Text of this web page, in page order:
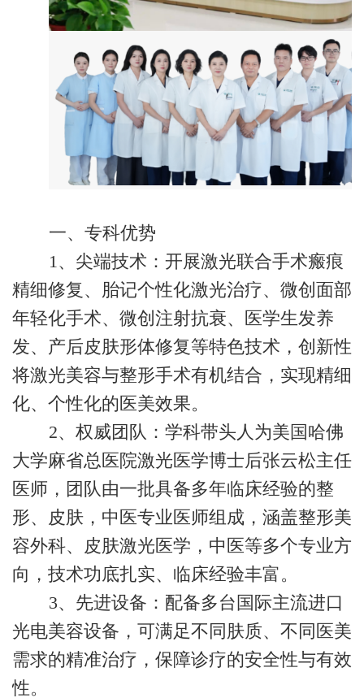
一、专科优势
1、‌尖端技术‌：开展激光联合手术瘢痕
精细修复、胎记个性化激光治疗、微创面部
年轻化手术、微创注射抗衰、医学生发养
发、产后皮肤形体修复等特色技术，创新性
将激光美容与整形手术有机结合，实现精细
化、个性化的医美效果。
2、‌权威团队‌：学科带头人为美国哈佛
大学麻省总医院激光医学博士后张云松主任
医师，团队由一批具备多年临床经验的整
形、皮肤，中医专业医师组成，涵盖整形美
容外科、皮肤激光医学，中医等多个专业方
向，技术功底扎实、临床经验丰富。
3、‌先进设备‌：配备多台国际主流进口
光电美容设备，可满足不同肤质、不同医美
需求的精准治疗，保障诊疗的安全性与有效
性。